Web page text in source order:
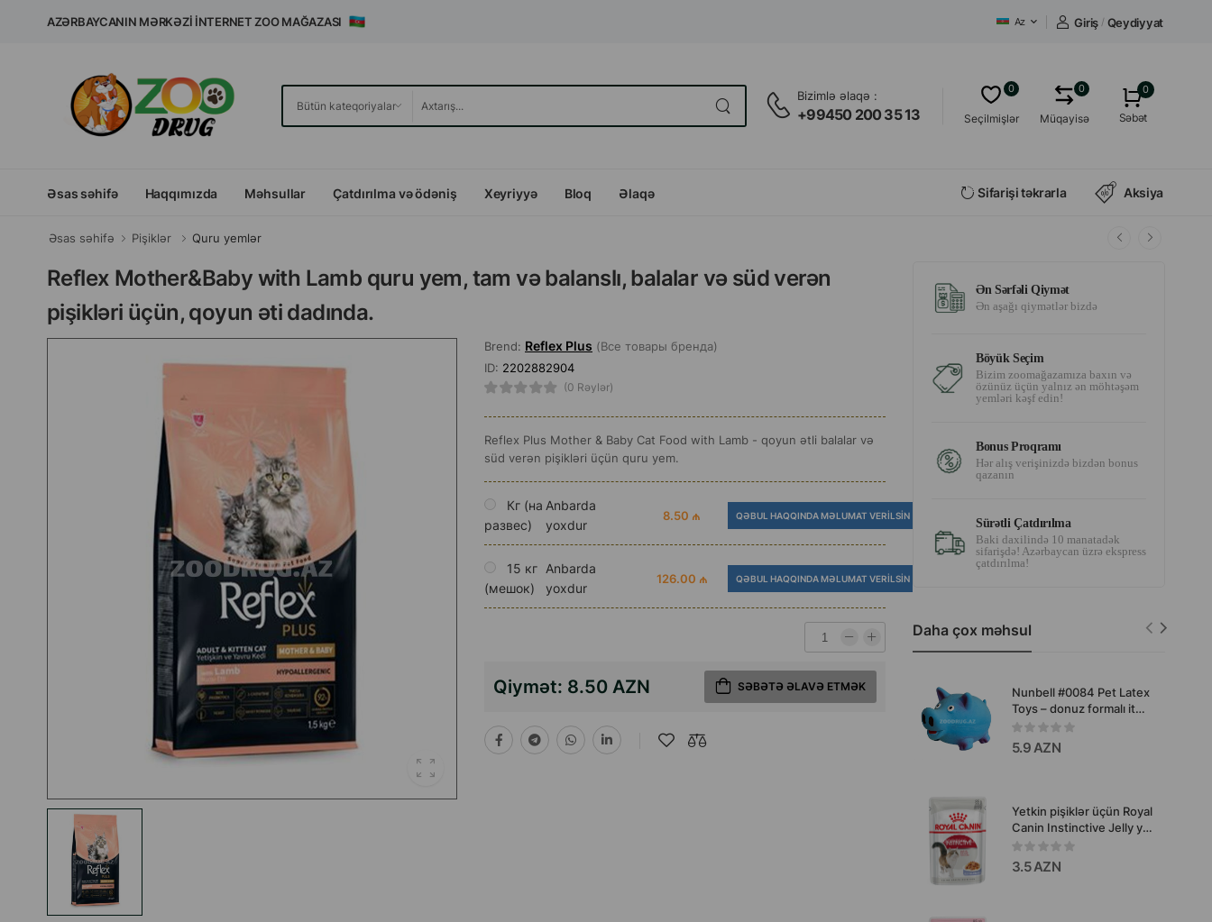
AZƏRBAYCANIN MƏRKƏZI İNTERNET ZOO MAĞAZASI Az Giriş / Qeydiyyat
Bizimlə əlaqə :
+99450 200 35 13 Seçilmişlər
0
Müqayisə
0 0
Səbət
Əsas səhifə Haqqımızda Məhsullar Çatdırılma və ödəniş Xeyriyyə Bloq Əlaqə Sifarişi təkrarla Aksiya
Əsas səhifə Pişiklər Quru yemlər
Reflex Mother&Baby with Lamb quru yem, tam və balanslı, balalar və süd verən
pişikləri üçün, qoyun əti dadında.
Brend: Reflex Plus (Все товары бренда)
ID: 2202882904
(0 Rəylər)
Reflex Plus Mother & Baby Cat Food with Lamb - qoyun ətli balalar və
süd verən pişikləri üçün quru yem.
Кг (на
развес)
Anbarda
yoxdur
8.50 ₼ QƏBUL HAQQINDA MƏLUMAT VERILSIN
15 кг
(мешок)
Anbarda
yoxdur
126.00 ₼ QƏBUL HAQQINDA MƏLUMAT VERILSIN
Qiymət: 8.50 AZN SƏBƏTƏ ƏLAVƏ ETMƏK
Ən Sərfəli Qiymət
Ən aşağı qiymətlər bizdə
Böyük Seçim
Bizim zoomağazamıza baxın və
özünüz üçün yalnız ən möhtəşəm
yemləri kəşf edin!
Bonus Proqramı
Hər alış verişinizdə bizdən bonus
qazanın
Sürətli Çatdırılma
Baki daxilində 10 manatadək
sifarişdə! Azərbaycan üzrə ekspress
çatdırılma!
Daha çox məhsul
Nunbell #0084 Pet Latex
Toys – donuz formalı it
oyuncağı (rəng: göy).
5.9 AZN
Yetkin pişiklər üçün Royal
Canin Instinctive Jelly yaş
yemi, 85 q
3.5 AZN